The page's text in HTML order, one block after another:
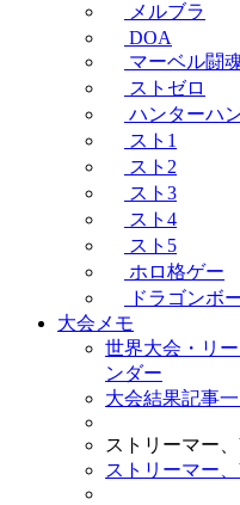
メルブラ
DOA
マーベル闘
ストゼロ
ハンターハ
スト1
スト2
スト3
スト4
スト5
ホロ格ゲー
ドラゴンボ
大会メモ
世界大会・リ
ンダー
大会結果記事
ストリーマー
ストリーマー